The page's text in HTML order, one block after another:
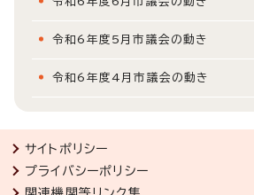
令和6年度5月市議会の動き
令和6年度4月市議会の動き
サイトポリシー
プライバシーポリシー